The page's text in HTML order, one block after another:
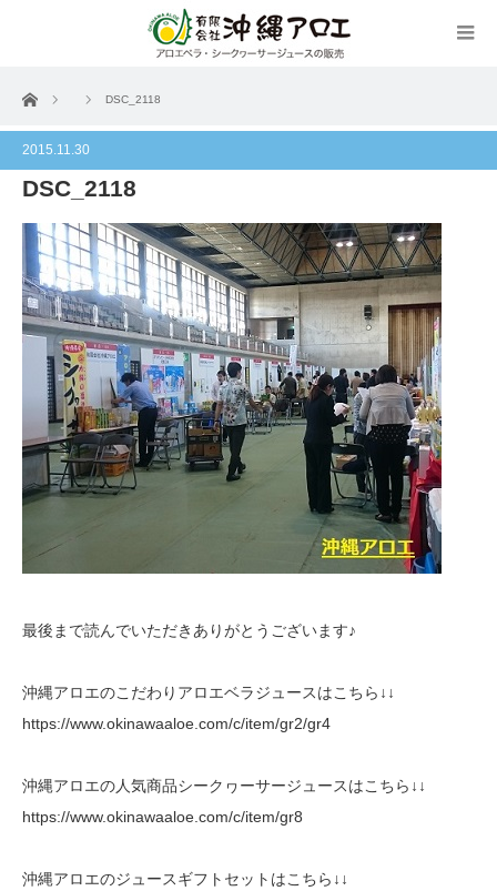
ホーム DSC_2118
2015.11.30
DSC_2118
最後まで読んでいただきありがとうございます♪
沖縄アロエのこだわりアロエベラジュースはこちら↓↓
https://www.okinawaaloe.com/c/item/gr2/gr4
沖縄アロエの人気商品シークヮーサージュースはこちら↓↓
https://www.okinawaaloe.com/c/item/gr8
沖縄アロエのジュースギフトセットはこちら↓↓